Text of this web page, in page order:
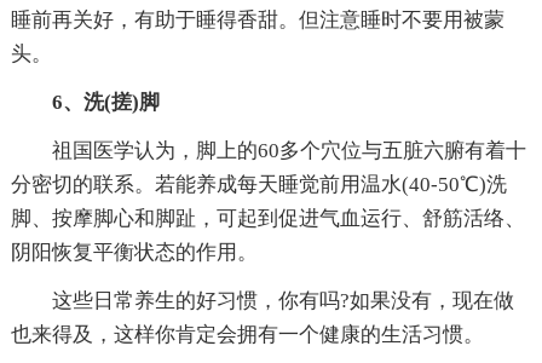
睡前再关好，有助于睡得香甜。但注意睡时不要用被蒙
头。
6、洗(搓)脚
祖国医学认为，脚上的60多个穴位与五脏六腑有着十
分密切的联系。若能养成每天睡觉前用温水(40-50℃)洗
脚、按摩脚心和脚趾，可起到促进气血运行、舒筋活络、
阴阳恢复平衡状态的作用。
这些日常养生的好习惯，你有吗?如果没有，现在做
也来得及，这样你肯定会拥有一个健康的生活习惯。